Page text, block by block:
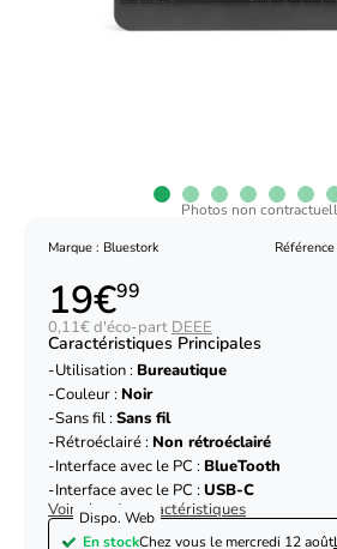
Photos non
Marque : Bluestork
19€99
0,11€ d'éco-part DEEE
Caractéristiques Principales
Utilisation : Bureautique
Couleur : Noir
Sans fil :Sans fil
Rétroéclairé : Non rétroéclairé
Interface avec le PC : BlueTooth
Interface avec le PC :USB-C
Voir plus de caractéristiques
Dispo. Web
En stockChez vous le mercredi 12 août